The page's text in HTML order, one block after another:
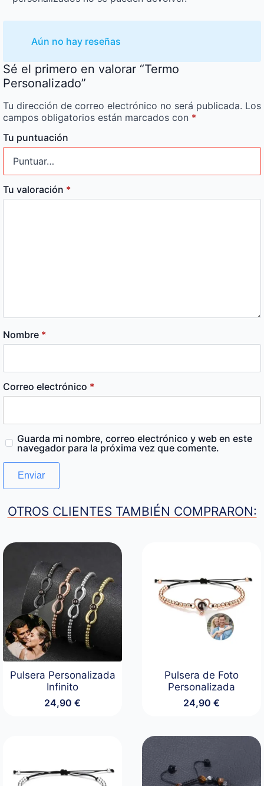
Aún no hay reseñas
Sé el primero en valorar “Termo
Personalizado”
Tu dirección de correo electrónico no será publicada. Los
campos obligatorios están marcados con *
Tu puntuación
Tu valoración *
Nombre *
Correo electrónico *
Guarda mi nombre, correo electrónico y web en este
navegador para la próxima vez que comente.
OTROS CLIENTES TAMBIÉN COMPRARON:
Pulsera Personalizada
Infinito
24,90€
Pulsera de Foto
Personalizada
24,90 €